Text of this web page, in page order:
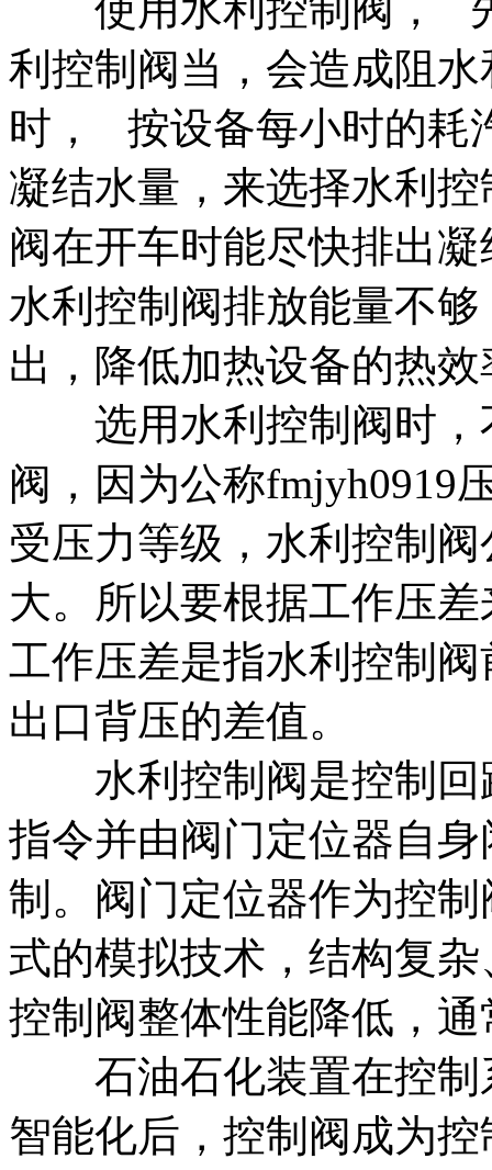
使用水利控制阀， 先
利控制阀当，会造成阻
时， 按设备每小时的耗
凝结水量，来选择水利
阀在开车时能尽快排出
水利控制阀排放能量不
出，降低加热设备的热效
选用水利控制阀时，
阀，因为公称fmjyh0919
受压力等级，水利控制
大。所以要根据工作压
工作压差是指水利控制
出口背压的差值。
水利控制阀是控制回
指令并由阀门定位器自
制。阀门定位器作为控
式的模拟技术，结构复
控制阀整体性能降低，
石油石化装置在控制
智能化后，控制阀成为